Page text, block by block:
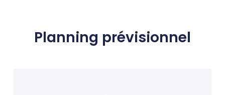
Planning prévisionnel